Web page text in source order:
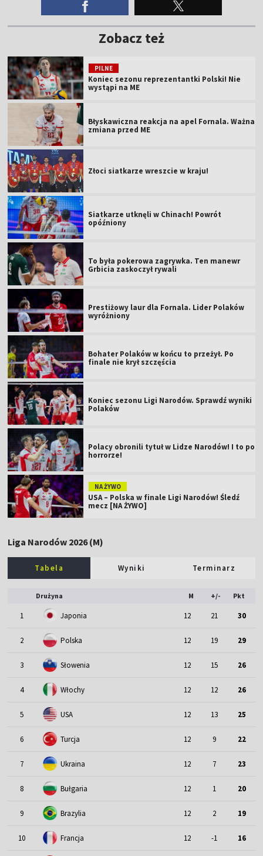
Zobacz też
PILNE
Koniec sezonu reprezentantki Polski! Nie
wystąpi na ME
Błyskawiczna reakcja na apel Fornala. Ważna
zmiana przed ME
Złoci siatkarze wreszcie w kraju!
Siatkarze utknęli w Chinach! Powrót
opóźniony
To była pokerowa zagrywka. Ten manewr
Grbicia zaskoczył rywali
Prestiżowy laur dla Fornala. Lider Polaków
wyróżniony
Bohater Polaków w końcu to przeżył. Po
finale nie krył szczęścia
Koniec sezonu Ligi Narodów. Sprawdź wyniki
Polaków
Polacy obronili tytuł w Lidze Narodów! I to po
horrorze!
NA ŻYWO
USA – Polska w finale Ligi Narodów! Śledź
mecz [NA ŻYWO]
Liga Narodów 2026 (M)
Tabela Wyniki Terminarz
Drużyna M +/- Pkt
1 Japonia 12 21 30
2 Polska 12 19 29
3 Słowenia 12 15 26
4 Włochy 12 12 26
5 USA 12 13 25
6 Turcja 12 9 22
7 Ukraina 12 7 23
8 Bułgaria 12 1 20
9 Brazylia 12 2 19
10 Francja 12 -1 16